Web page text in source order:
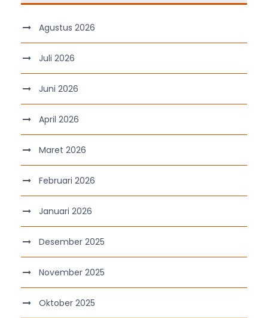
Agustus 2026
Juli 2026
Juni 2026
April 2026
Maret 2026
Februari 2026
Januari 2026
Desember 2025
November 2025
Oktober 2025